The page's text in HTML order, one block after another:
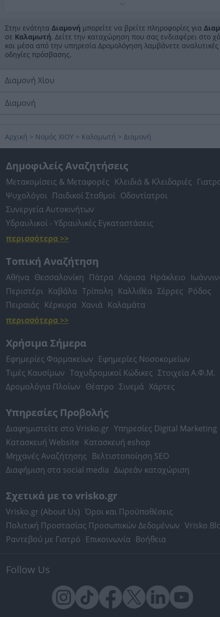
Στην ενότητα Διαμονή μπορείτε να βρείτε πληροφορίες για
σε Καλαμωτή. Δείτε την καταχώρηση που σας ενδιαφέρει στο
και μέσα από την υπηρεσία Δρομολόγηση λαμβάνετε αναλυτικές
οδηγίες πρόσβασης.
Διαμονή Χίου
Διαμονή
Αρχική > Νομός ΧΙΟΥ > Καλαμωτή > Διαμονή
Δημοφιλείς Αναζητήσεις
Μετακομίσεις & Μεταφορές Κλειδιά & Κλειδαριές
Ψυχολόγοι Παιδικοί Σταθμοί Οδοντίατροι
Συνεργεία Αυτοκινήτων
Υδραυλικοί - Υδραυλικές Εγκαταστάσεις
περισσότερα >>
Τοπική Αναζήτηση
Αθήνα Θεσσαλονίκη Πάτρα Λάρισα Ηράκλειο
Περιστέρι Καβάλα Τρίπολη Καλλιθέα Σέρρες Ρόδος
Πειραιάς Κέρκυρα Χανιά Καλαμάτα
περισσότερα >>
Χρήσιμα Σήμερα
Εφημερίες Φαρμακείων Εφημερίες Νοσοκομείων
Τιμές Καυσίμων Ταχυδρομικοί Κώδικες Στοιχεία Α.Φ.Μ.
Δρομολόγια Πλοίων Θέατρο Σινεμά Χάρτες
Υπηρεσίες Προβολής
Διαφημιστείτε στο Vrisko.gr Υπηρεσίες Digital Marketing
Κατασκευή Website Κατασκευή eshop
Μηχανές Αναζήτησης Βελτιστοποίηση SEO
Διαφήμιση στα social media Δωρεάν καταχώριση
Σχετικά με το vrisko.gr
Vrisko.gr (About Us) Όροι και Προϋποθέσεις
Πολιτική Προστασίας Προσωπικών Δεδομένων Vrisko
Ραντεβού με Γιατρό Επικοινωνία Βοήθεια
Follow Us